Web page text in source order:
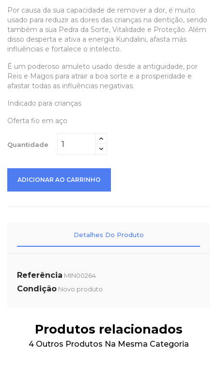
Por causa da sua capacidade de remover a dor, é muito
usado para reduzir as dores das crianças na dentição, sendo
também a sua Pedra da Sorte, Vitalidade e Proteção. Além
disso desperta e ativa a energia Kundalini, afasta más
influências e fortalece o intelecto.
É um poderoso amuleto usado desde a antiguidade, por
Reis e Magos para atrair a boa sorte e a prosperidade e
afastar todas as influências negativas.
Indicado para crianças
Oferta fio em aço
Quantidade
ADICIONAR AO CARRINHO
Detalhes Do Produto
Referência MIN00264
Condição Novo produto
Produtos relacionados
4 Outros Produtos Na Mesma Categoria